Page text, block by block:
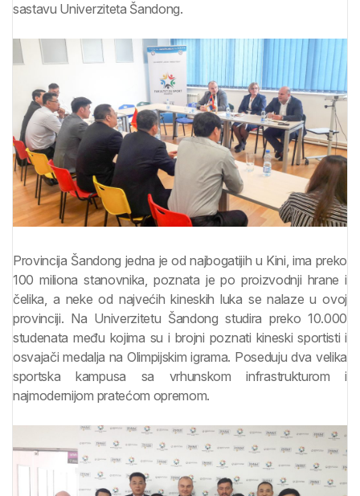
sastavu Univerziteta Šandong.
Provincija Šandong jedna je od najbogatijih u Kini, ima preko
100 miliona stanovnika, poznata je po proizvodnji hrane i
čelika, a neke od najvećih kineskih luka se nalaze u ovoj
provinciji. Na Univerzitetu Šandong studira preko 10.000
studenata među kojima su i brojni poznati kineski sportisti i
osvajači medalja na Olimpijskim igrama. Poseduju dva velika
sportska kampusa sa vrhunskom infrastrukturom i
najmodernijom pratećom opremom.